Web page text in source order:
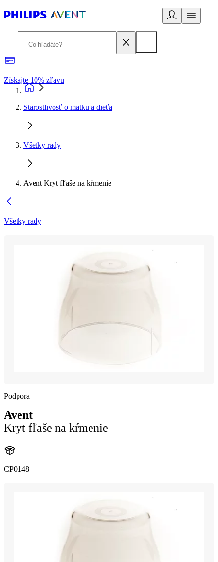
Získajte 10% zľavu
Starostlivosť o matku a dieťa
Všetky rady
Avent Kryt fľaše na kŕmenie
Všetky rady
Podpora
Avent
Kryt fľaše na kŕmenie
CP0148